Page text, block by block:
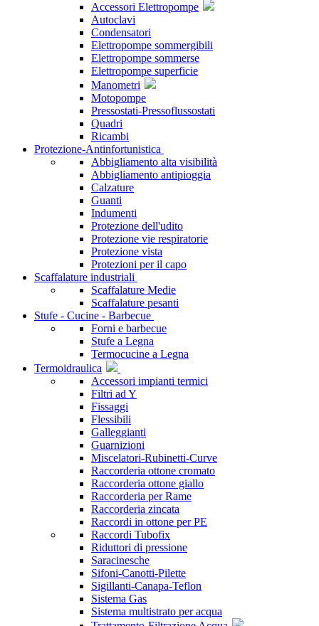
Accessori Elettropompe
Autoclavi
Condensatori
Elettropompe sommergibili
Elettropompe sommerse
Elettropompe superficie
Manometri
Motopompe
Pressostati-Pressoflussostati
Quadri
Ricambi
Protezione-Antinfortunistica
Abbigliamento alta visibilità
Abbigliamento antipioggia
Calzature
Guanti
Indumenti
Protezione dell'udito
Protezione vie respiratorie
Protezione vista
Protezioni per il capo
Scaffalature industriali
Scaffalature Medie
Scaffalature pesanti
Stufe - Cucine - Barbecue
Forni e barbecue
Stufe a Legna
Termocucine a Legna
Termoidraulica
Accessori impianti termici
Filtri ad Y
Fissaggi
Flessibili
Galleggianti
Guarnizioni
Miscelatori-Rubinetti-Curve
Raccorderia ottone cromato
Raccorderia ottone giallo
Raccorderia per Rame
Raccorderia zincata
Raccordi in ottone per PE
Raccordi Tubofix
Riduttori di pressione
Saracinesche
Sifoni-Canotti-Pilette
Sigillanti-Canapa-Teflon
Sistema Gas
Sistema multistrato per acqua